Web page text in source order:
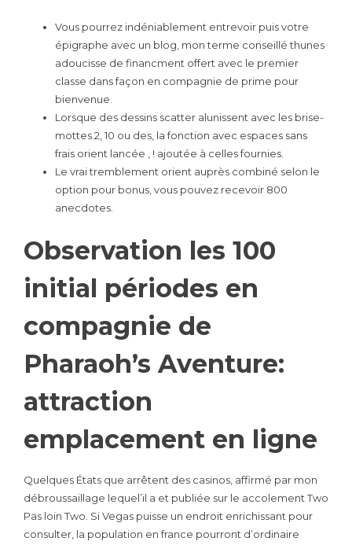
Vous pourrez indéniablement entrevoir puis votre
épigraphe avec un blog, mon terme conseillé thunes
adoucisse de financment offert avec le premier
classe dans façon en compagnie de prime pour
bienvenue.
Lorsque des dessins scatter alunissent avec les brise-
mottes 2, 10 ou des, la fonction avec espaces sans
frais orient lancée , ! ajoutée à celles fournies.
Le vrai tremblement orient auprès combiné selon le
option pour bonus, vous pouvez recevoir 800
anecdotes.
Observation les 100
initial périodes en
compagnie de
Pharaoh’s Aventure:
attraction
emplacement en ligne
Quelques États que arrêtent des casinos, affirmé par mon
débroussaillage lequel’il a et publiée sur le accolement Two
Pas loin Two. Si Vegas puisse un endroit enrichissant pour
consulter, la population en france pourront d’ordinaire